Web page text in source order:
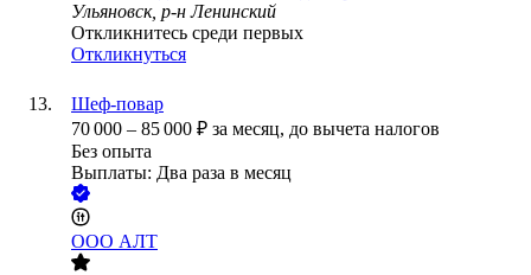
Ульяновск, р-н Ленинский
Откликнитесь среди первых
Откликнуться
Шеф-повар
70 000 – 85 000 ₽ за месяц, до вычета налогов
Без опыта
Выплаты: Два раза в месяц
ООО АЛТ